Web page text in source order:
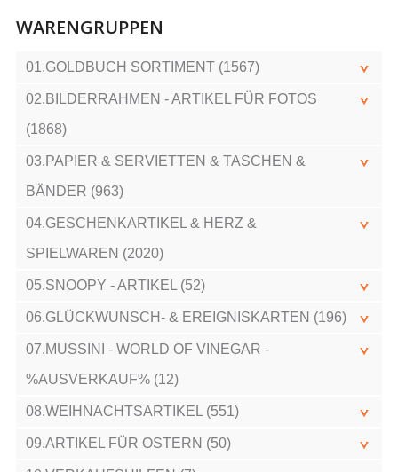
WARENGRUPPEN
01.GOLDBUCH SORTIMENT (1567)
02.BILDERRAHMEN - ARTIKEL FÜR FOTOS
(1868)
03.PAPIER & SERVIETTEN & TASCHEN &
BÄNDER (963)
04.GESCHENKARTIKEL & HERZ &
SPIELWAREN (2020)
05.SNOOPY - ARTIKEL (52)
06.GLÜCKWUNSCH- & EREIGNISKARTEN (196)
07.MUSSINI - WORLD OF VINEGAR -
%AUSVERKAUF% (12)
08.WEIHNACHTSARTIKEL (551)
09.ARTIKEL FÜR OSTERN (50)